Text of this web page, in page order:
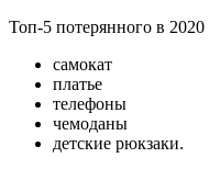
Топ-5 потерянного в 2020
самокат
платье
телефоны
чемоданы
детские рюкзаки.